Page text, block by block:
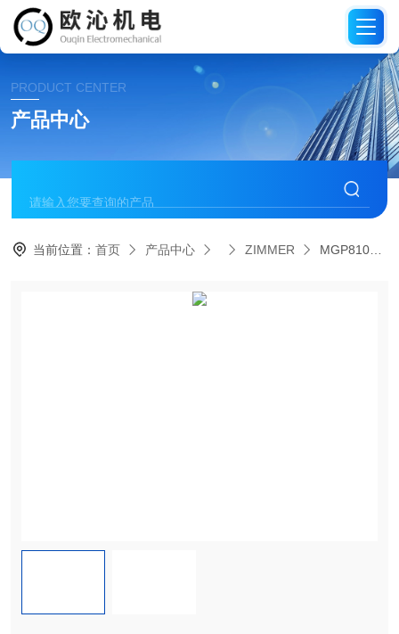
PRODUCT CENTER
产品中心
当前位置：首页 产品中心 ZIMMER MGP810N德国进口ZIMMER抓手气缸